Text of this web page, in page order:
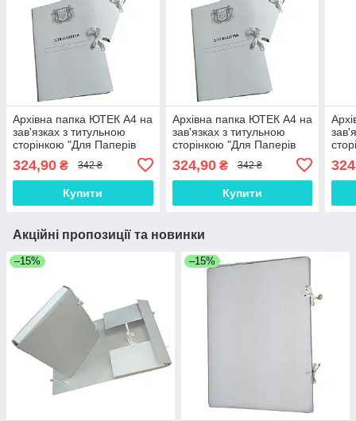
Архівна папка ЮТЕК А4 на
зав'язках з титульною
сторінкою "Для Паперів
0,7-2,7 см (25шт)
324,90 ₴ 342 ₴
Купити
Архівна папка ЮТЕК А4 на
зав'язках з титульною
сторінкою "Для Паперів
0,5-2,8 см (25шт)
324,90₴ 342 ₴
Купити
0,7-
Акційні пропозиції та новинки
–15% –15%